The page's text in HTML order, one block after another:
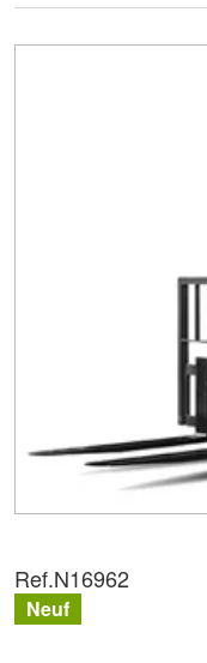
Ref.N16962
Neuf